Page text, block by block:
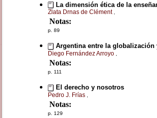
La dimensión ética de la
Zlata Drnas de Clément ,
Notas:
p. 89
Argentina entre la
Diego Fernández Arroyo
Notas:
p. 111
El derecho y nosotros
Pedro J. Frías
Notas:
p. 129